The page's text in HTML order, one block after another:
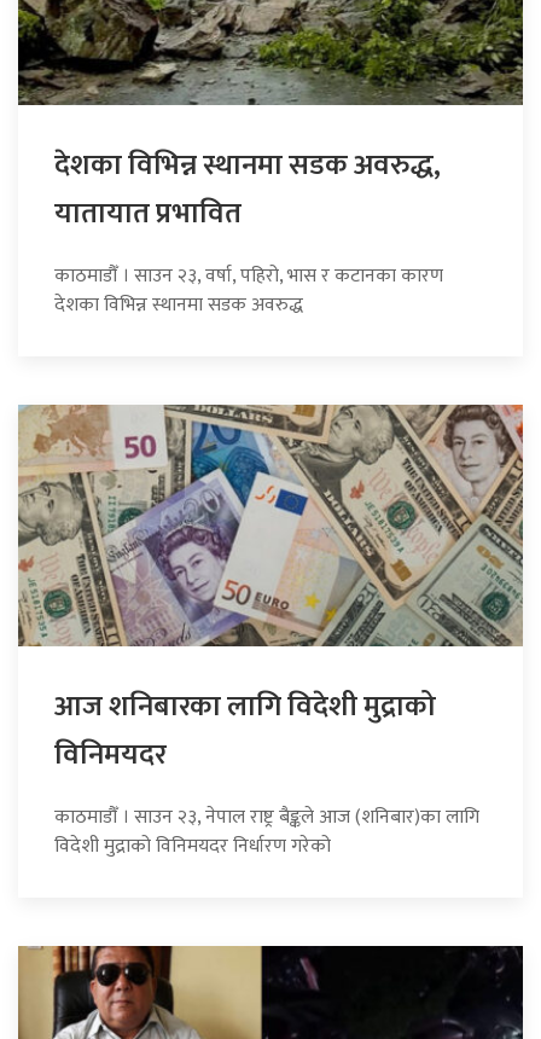
देशका विभिन्न स्थानमा सडक अवरुद्ध,
यातायात प्रभावित
काठमाडौँ । साउन २३, वर्षा, पहिरो, भास र कटानका कारण
देशका विभिन्न स्थानमा सडक अवरुद्ध
आज शनिबारका लागि विदेशी मुद्राको
विनिमयदर
काठमाडौँ । साउन २३, नेपाल राष्ट्र बैङ्कले आज (शनिबार)का लागि
विदेशी मुद्राको विनिमयदर निर्धारण गरेको